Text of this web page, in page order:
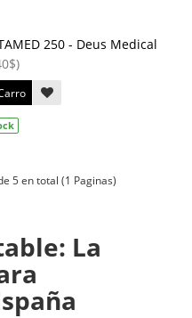
250 - Deus Medical
5 en total (1 Paginas)
La